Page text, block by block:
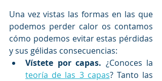
Una vez vistas las formas en las que
podemos perder calor os contamos
cómo podemos evitar estas pérdidas
y sus gélidas consecuencias:
Vístete por capas.
teoría de las 3 capas? Tanto las